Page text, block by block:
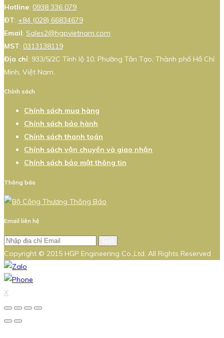
Hotline: 0938 336 079
ĐT: +84 (028) 66834679
Email: Sales2@hgpvietnam.com
MST: 0313138119
Địa chỉ: 933/5/2C Tỉnh lộ 10, Phường Tân Tạo, Thành phố Hồ Chí
Minh, Việt Nam.
Chính sách
Chính sách mua hàng
Chính sách bảo hành
Chính sách thanh toán
Chính sách vận chuyển và giao nhận
Chính sách bảo mật thông tin
Thông báo
Email liên hệ
Copyright © 2015 HGP Engineering Co.,Ltd. All Rights Reserved
X